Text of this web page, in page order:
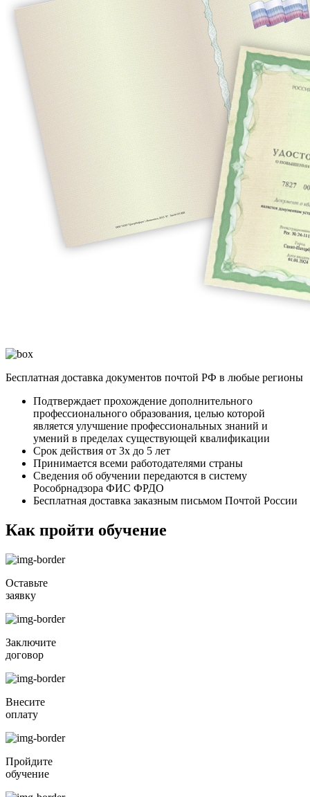
Бесплатная доставка документов почтой РФ в любые регионы
Подтверждает прохождение дополнительного
профессионального образования, целью которой
является улучшение профессиональных знаний и
умений в пределах существующей квалификации
Срок действия от 3х до 5 лет
Принимается всеми работодателями страны
Сведения об обучении передаются в систему
Рособрнадзора ФИС ФРДО
Бесплатная доставка заказным письмом Почтой России
Как пройти обучение
Оставьте
заявку
Заключите
договор
Внесите
оплату
Пройдите
обучение